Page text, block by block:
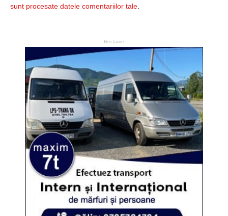
sunt procesate datele comentariilor tale
- Reclame -